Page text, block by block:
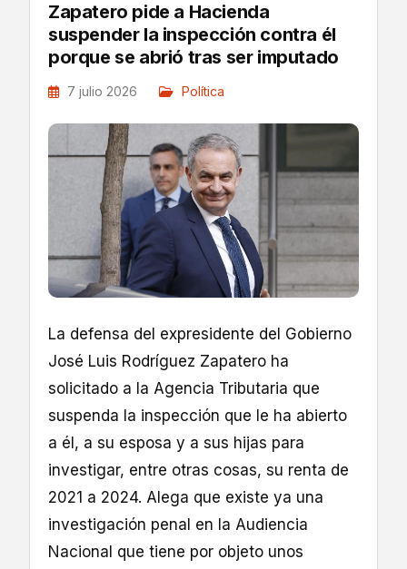
Zapatero pide a Hacienda
suspender la inspección contra él
porque se abrió tras ser imputado
7 julio 2026 Política
La defensa del expresidente del Gobierno
José Luis Rodríguez Zapatero ha
solicitado a la Agencia Tributaria que
suspenda la inspección que le ha abierto
a él, a su esposa y a sus hijas para
investigar, entre otras cosas, su renta de
2021 a 2024. Alega que existe ya una
investigación penal en la Audiencia
Nacional que tiene por objeto unos